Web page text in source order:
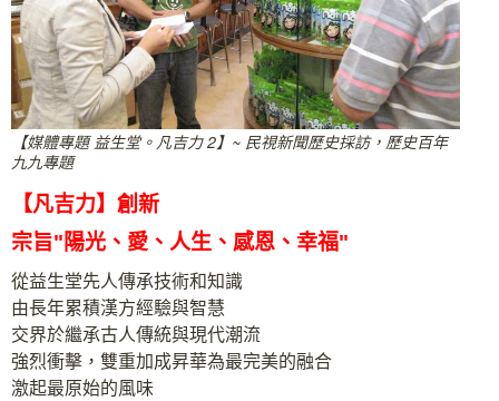
【媒體專題 益生堂。凡吉力 2】~ 民視新聞歷史採訪，歷史百年
九九專題
【凡吉力】創新
宗旨"陽光、愛、人生、感恩、幸福"
從益生堂先人傳承技術和知識
由長年累積漢方經驗與智慧
交界於繼承古人傳統與現代潮流
強烈衝擊，雙重加成昇華為最完美的融合
激起最原始的風味